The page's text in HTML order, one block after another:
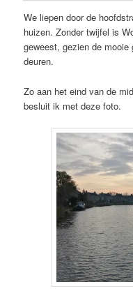
We liepen door de
huizen. Zonder twijfel is
geweest, gezien de
deuren.
Zo aan het eind van de
besluit ik met deze foto.